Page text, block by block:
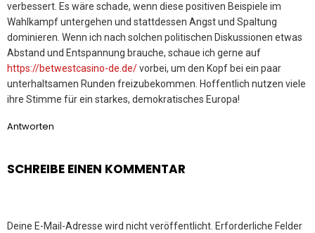
verbessert. Es wäre schade, wenn diese positiven Beispiele im
Wahlkampf untergehen und stattdessen Angst und Spaltung
dominieren. Wenn ich nach solchen politischen Diskussionen etwas
Abstand und Entspannung brauche, schaue ich gerne auf
https://betwestcasino-de.de/vorbei, um den Kopf bei ein paar
unterhaltsamen Runden freizubekommen. Hoffentlich nutzen viele
ihre Stimme für ein starkes, demokratisches Europa!
Antworten
SCHREIBE EINEN KOMMENTAR
Deine E-Mail-Adresse wird nicht veröffentlicht. Erforderliche Felder